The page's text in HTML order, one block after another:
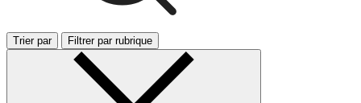
Trier par Filtrer par rubrique